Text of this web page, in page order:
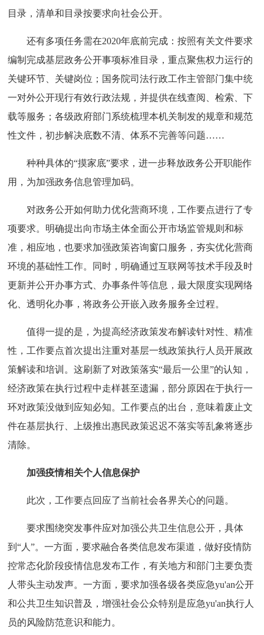
目录，清单和目录按要求向社会公开。
还有多项任务需在2020年底前完成：按照有关文件要求
编制完成基层政务公开事项标准目录，重点聚焦权力运行的
关键环节、关键岗位；国务院司法行政工作主管部门集中统
一对外公开现行有效行政法规，并提供在线查阅、检索、下
载等服务；各级政府部门系统梳理本机关制发的规章和规范
性文件，初步解决底数不清、体系不完善等问题……
种种具体的“摸家底”要求，进一步释放政务公开职能作
用，为加强政务信息管理加码。
对政务公开如何助力优化营商环境，工作要点进行了专
项要求。明确提出向市场主体全面公开市场监管规则和标
准，相应地，也要求加强政策咨询窗口服务，夯实优化营商
环境的基础性工作。同时，明确通过互联网等技术手段及时
更新并公开办事方式、办事条件等信息，最大限度实现网络
化、透明化办事，将政务公开嵌入政务服务全过程。
值得一提的是，为提高经济政策发布解读针对性、精准
性，工作要点首次提出注重对基层一线政策执行人员开展政
策解读和培训。这刷新了对政策落实“最后一公里”的认知，
经济政策在执行过程中走样甚至遗漏，部分原因在于执行一
环对政策没做到应知必知。工作要点的出台，意味着废止文
件在基层执行、上级推出惠民政策迟迟不落实等乱象将逐步
清除。
加强疫情相关个人信息保护
此次，工作要点回应了当前社会各界关心的问题。
要求围绕突发事件应对加强公共卫生信息公开，具体
到“人”。一方面，要求融合各类信息发布渠道，做好疫情防
控常态化阶段疫情信息发布工作，有关地方和部门主要负责
人带头主动发声。一方面，要求加强各级各类应急yu'an公开
和公共卫生知识普及，增强社会公众特别是应急yu'an执行人
员的风险防范意识和能力。